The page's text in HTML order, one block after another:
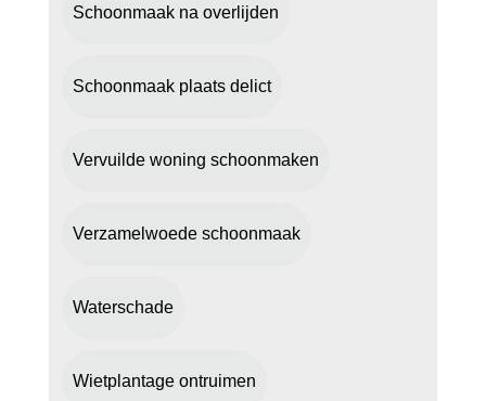
Schoonmaak na overlijden
Schoonmaak plaats delict
Vervuilde woning schoonmaken
Verzamelwoede schoonmaak
Waterschade
Wietplantage ontruimen